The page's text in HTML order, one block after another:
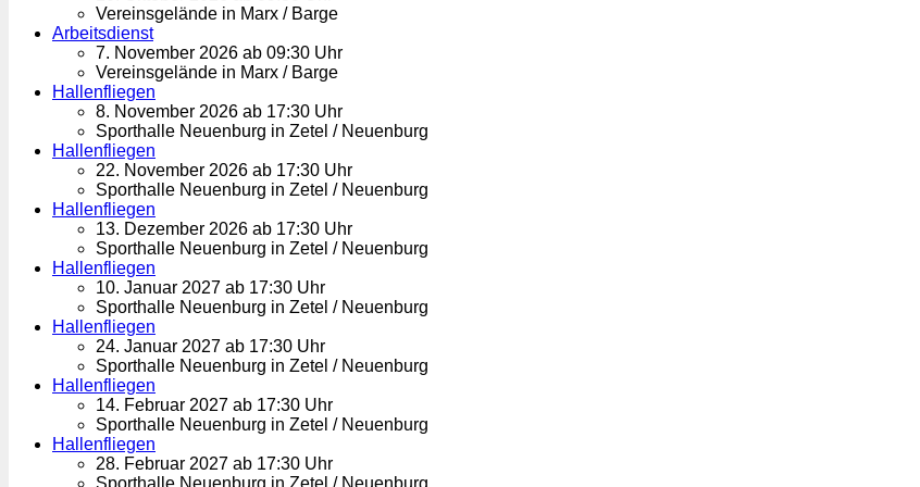
Vereinsgelände in Marx / Barge
Arbeitsdienst
7. November 2026 ab 09:30 Uhr
Vereinsgelände in Marx / Barge
Hallenfliegen
8. November 2026 ab 17:30 Uhr
Sporthalle Neuenburg in Zetel / Neuenburg
Hallenfliegen
22. November 2026 ab 17:30 Uhr
Sporthalle Neuenburg in Zetel / Neuenburg
Hallenfliegen
13. Dezember 2026 ab 17:30 Uhr
Sporthalle Neuenburg in Zetel / Neuenburg
Hallenfliegen
10. Januar 2027 ab 17:30 Uhr
Sporthalle Neuenburg in Zetel / Neuenburg
Hallenfliegen
24. Januar 2027 ab 17:30 Uhr
Sporthalle Neuenburg in Zetel / Neuenburg
Hallenfliegen
14. Februar 2027 ab 17:30 Uhr
Sporthalle Neuenburg in Zetel / Neuenburg
Hallenfliegen
28. Februar 2027 ab 17:30 Uhr